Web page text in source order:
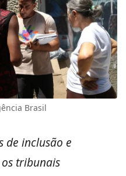
Brasil
de inclusão e
tribunais